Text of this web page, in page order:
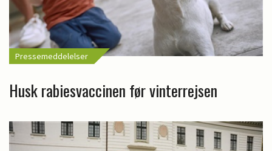
Pressemeddelelser
Husk rabiesvaccinen før vinterrejsen